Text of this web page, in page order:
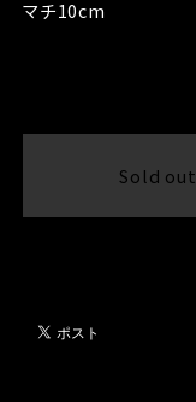
マチ10cm
Sold out